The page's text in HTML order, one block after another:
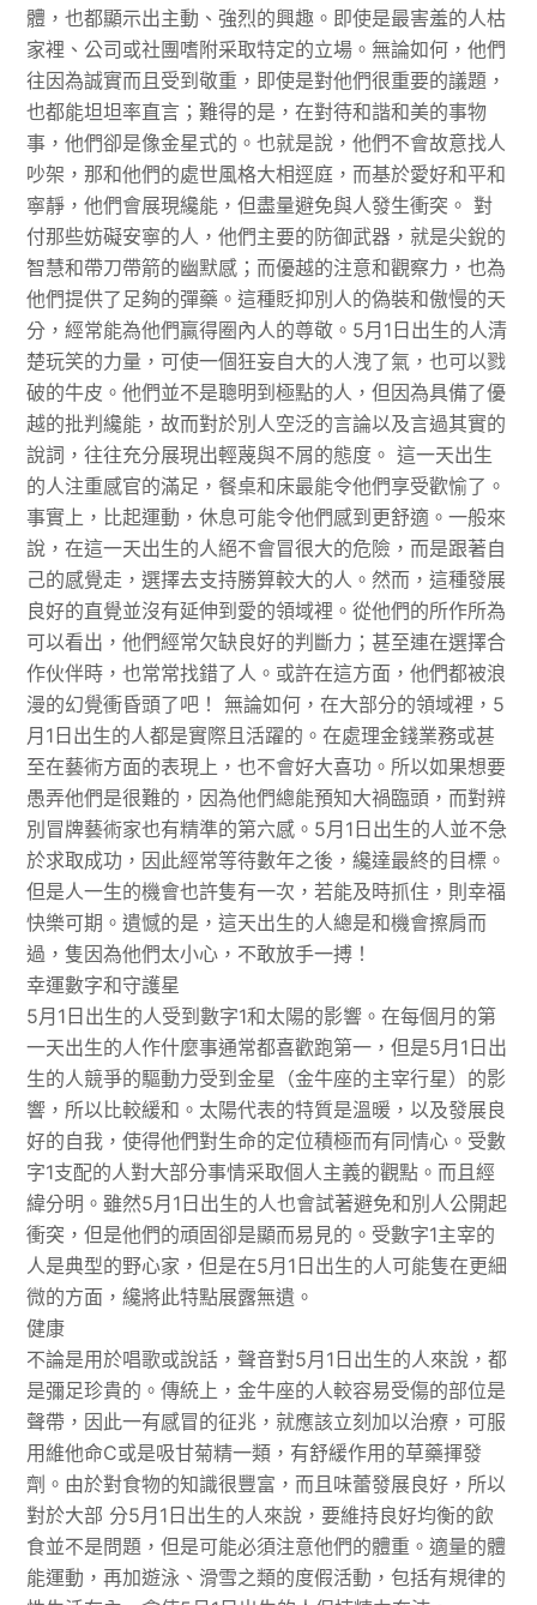
體，也都顯示出主動、強烈的興趣。即使是最害羞的人枯
家裡、公司或社團嗜附采取特定的立場。無論如何，他們
往因為誠實而且受到敬重，即使是對他們很重要的議題，
也都能坦坦率直言；難得的是，在對待和諧和美的事物
事，他們卻是像金星式的。也就是說，他們不會故意找人
吵架，那和他們的處世風格大相逕庭，而基於愛好和平和
寧靜，他們會展現纔能，但盡量避免與人發生衝突。 對
付那些妨礙安寧的人，他們主要的防御武器，就是尖銳的
智慧和帶刀帶箭的幽默感；而優越的注意和觀察力，也為
他們提供了足夠的彈藥。這種貶抑別人的偽裝和傲慢的天
分，經常能為他們贏得圈內人的尊敬。5月1日出生的人清
楚玩笑的力量，可使一個狂妄自大的人洩了氣，也可以戮
破的牛皮。他們並不是聰明到極點的人，但因為具備了優
越的批判纔能，故而對於別人空泛的言論以及言過其實的
說詞，往往充分展現出輕蔑與不屑的態度。 這一天出生
的人注重感官的滿足，餐桌和床最能令他們享受歡愉了。
事實上，比起運動，休息可能令他們感到更舒適。一般來
說，在這一天出生的人絕不會冒很大的危險，而是跟著自
己的感覺走，選擇去支持勝算較大的人。然而，這種發展
良好的直覺並沒有延伸到愛的領域裡。從他們的所作所為
可以看出，他們經常欠缺良好的判斷力；甚至連在選擇合
作伙伴時，也常常找錯了人。或許在這方面，他們都被浪
漫的幻覺衝昏頭了吧！ 無論如何，在大部分的領域裡，5
月1日出生的人都是實際且活躍的。在處理金錢業務或甚
至在藝術方面的表現上，也不會好大喜功。所以如果想要
愚弄他們是很難的，因為他們總能預知大禍臨頭，而對辨
別冒牌藝術家也有精準的第六感。5月1日出生的人並不急
於求取成功，因此經常等待數年之後，纔達最終的目標。
但是人一生的機會也許隻有一次，若能及時抓住，則幸福
快樂可期。遺憾的是，這天出生的人總是和機會擦肩而
過，隻因為他們太小心，不敢放手一搏！
幸運數字和守護星
5月1日出生的人受到數字1和太陽的影響。在每個月的第
一天出生的人作什麼事通常都喜歡跑第一，但是5月1日出
生的人競爭的驅動力受到金星（金牛座的主宰行星）的影
響，所以比較緩和。太陽代表的特質是溫暖，以及發展良
好的自我，使得他們對生命的定位積極而有同情心。受數
字1支配的人對大部分事情采取個人主義的觀點。而且經
緯分明。雖然5月1日出生的人也會試著避免和別人公開起
衝突，但是他們的頑固卻是顯而易見的。受數字1主宰的
人是典型的野心家，但是在5月1日出生的人可能隻在更細
微的方面，纔將此特點展露無遺。
健康
不論是用於唱歌或說話，聲音對5月1日出生的人來說，都
是彌足珍貴的。傳統上，金牛座的人較容易受傷的部位是
聲帶，因此一有感冒的征兆，就應該立刻加以治療，可服
用維他命C或是吸甘菊精一類，有舒緩作用的草藥揮發
劑。由於對食物的知識很豐富，而且味蕾發展良好，所以
對於大部 分5月1日出生的人來說，要維持良好均衡的飲
食並不是問題，但是可能必須注意他們的體重。適量的體
能運動，再加遊泳、滑雪之類的度假活動，包括有規律的